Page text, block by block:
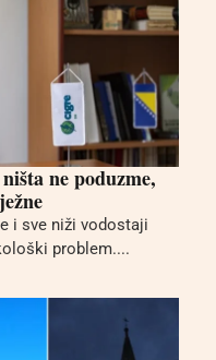
ne poduzme,
i sve niži vodostaji
problem....